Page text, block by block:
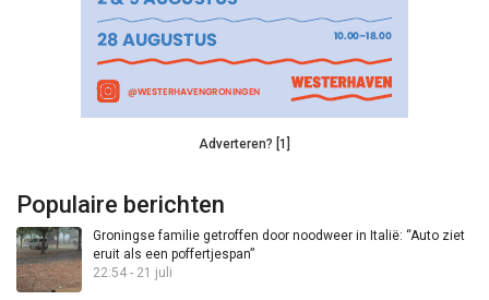
Adverteren? [1]
Populaire berichten
Groningse familie getroffen door noodweer in Italië: “Auto ziet
eruit als een poffertjespan”
22:54 - 21 juli